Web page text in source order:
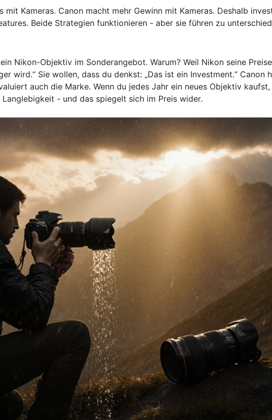
Kameras. Canon macht mehr Gewinn mit Kameras. Deshalb
Beide Strategien funktionieren - aber sie führen zu
Nikon-Objektiv im Sonderangebot. Warum? Weil Nikon seine
wird.“ Sie wollen, dass du denkst: „Das ist ein Investment.“
auch die Marke. Wenn du jedes Jahr ein neues Objektiv
- und das spiegelt sich im Preis wider.